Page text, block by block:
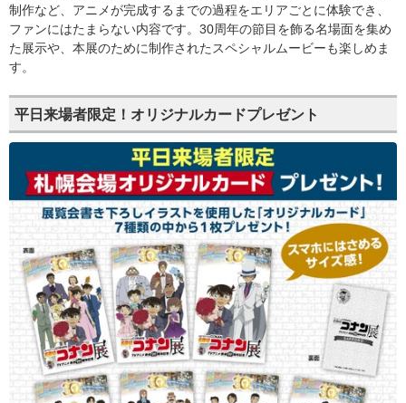
制作など、アニメが完成するまでの過程をエリアごとに体験でき、
ファンにはたまらない内容です。30周年の節目を飾る名場面を集め
た展示や、本展のために制作されたスペシャルムービーも楽しめま
す。
平日来場者限定！オリジナルカードプレゼント